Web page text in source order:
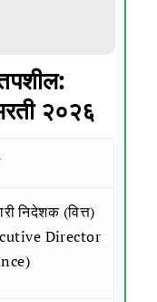
२०२६
निदेशक (वित्त)
Director